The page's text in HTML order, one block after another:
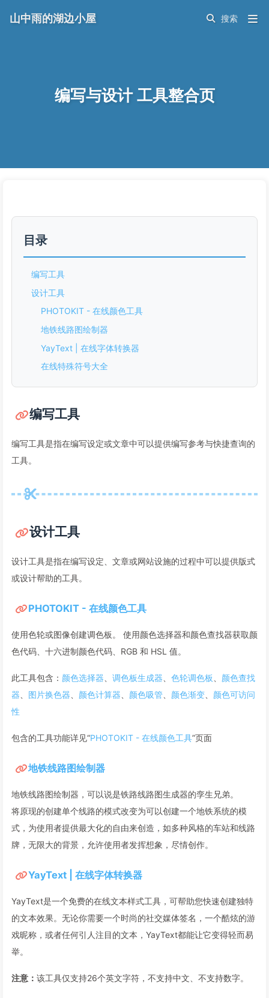
编写与设计 工具整合页
山中雨的湖边小屋
目录
编写工具
设计工具
PHOTOKIT - 在线颜色工具
地铁线路图绘制器
YayText | 在线字体转换器
在线特殊符号大全
编写工具
编写工具是指在编写设定或文章中可以提供编写参考与快捷查询的
工具。
设计工具
设计工具是指在编写设定、文章或网站设施的过程中可以提供版式
或设计帮助的工具。
PHOTOKIT - 在线颜色工具
使用色轮或图像创建调色板。 使用颜色选择器和颜色查找器获取颜
色代码、十六进制颜色代码、RGB 和 HSL 值。
此工具包含： 颜色选择器 调色板生成器 色轮调色板
颜色查找
器
图片换色器 颜色计算器 颜色吸管 颜色渐变
颜色可访问
性
包含的工具功能详见“PHOTOKIT - 在线颜色工具”页面
地铁线路图绘制器
地铁线路图绘制器，可以说是铁路线路图生成器的孪生兄弟。
将原现的创建单个线路的模式改变为可以创建一个地铁系统的模
式，为使用者提供最大化的自由来创造，如多种风格的车站和线路
牌，无限大的背景，允许使用者发挥想象，尽情创作。
YayText | 在线字体转换器
YayText是一个免费的在线文本样式工具，可帮助您快速创建独特
的文本效果。无论你需要一个时尚的社交媒体签名，一个酷炫的游
戏昵称，或者任何引人注目的文本，YayText都能让它变得轻而易
举。
注意： 该工具仅支持26个英文字符，不支持中文、不支持数字。